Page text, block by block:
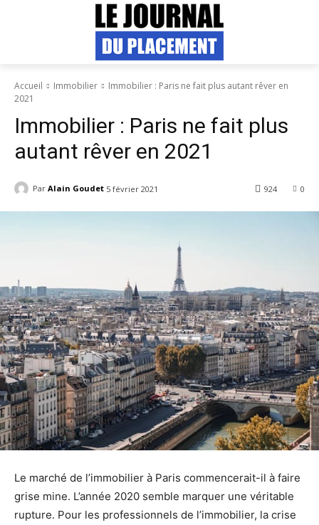
Accueil Immobilier
Immobilier : Paris ne fait plus autant rêver en
2021
Immobilier : Paris ne fait plus
autant rêver en 2021
Par Alain Goudet 5 février 2021 0
924
Le marché de l’immobilier à Paris commencerait-il à faire
grise mine. L’année 2020 semble marquer une véritable
rupture. Pour les professionnels de l’immobilier, la crise